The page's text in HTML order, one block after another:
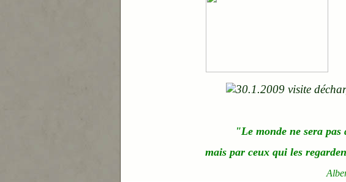
"Le monde ne sera
mais par ceux qui les